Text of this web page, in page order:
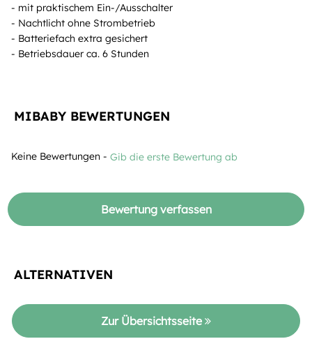
- mit praktischem Ein-/Ausschalter
- Nachtlicht ohne Strombetrieb
- Batteriefach extra gesichert
- Betriebsdauer ca. 6 Stunden
MIBABY BEWERTUNGEN
Keine Bewertungen - Gib die erste Bewertung ab
Bewertung verfassen
ALTERNATIVEN
Zur Übersichtsseite